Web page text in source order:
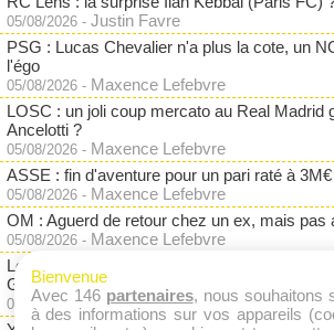
05/08/2026 - Justin Favre
PSG : Lucas Chevalier n'a plus la cote, un
l'égo
05/08/2026 - Maxence Lefebvre
LOSC : un joli coup mercato au Real Madrid
Ancelotti ?
05/08/2026 - Maxence Lefebvre
ASSE : fin d'aventure pour un pari raté à
05/08/2026 - Maxence Lefebvre
OM : Aguerd de retour chez un ex, mais pas
05/08/2026 - Maxence Lefebvre
Le RC Lens renvoie Crystal Palace dans les
Ganiou
03/08/2026 -Justin Favre
Bienvenue
Avec 146 partenaires, nous souhaitons
à des informations sur vos appareils